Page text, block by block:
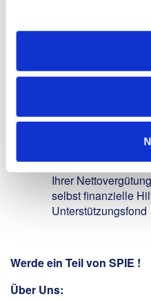
interne Akademie
Vielfältige
Austausch (z.B.
Einstellung durch
Gemeinsam
Ihrer
selbst finanzielle
Unterstützungsfond
Werde ein Teil von SPIE !
Über Uns: